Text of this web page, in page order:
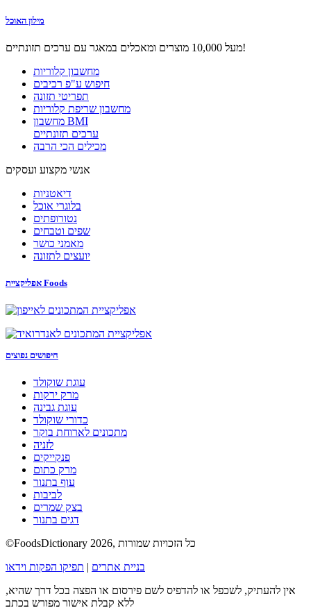
מילון האוכל
מעל 10,000 מוצרים ומאכלים במאגר עם ערכים תזונתיים!
מחשבון קלוריות
חיפוש ע"פ רכיבים
תפריטי תזונה
מחשבון שריפת קלוריות
מחשבון BMI
ערכים תזונתיים
מכילים הכי הרבה
אנשי מקצוע ועסקים
דיאטניות
בלוגרי אוכל
נטורופתים
שפים וטבחים
מאמני כושר
יועצים לתזונה
אפליקציית Foods
חיפושים נפוצים
עוגת שוקולד
מרק ירקות
עוגת גבינה
כדורי שוקולד
מתכונים לארוחת בוקר
לזניה
פנקייקים
מרק כתום
עוף בתנור
לביבות
בצק שמרים
דגים בתנור
©FoodsDictionary 2026, כל הזכויות שמורות
בניית אתרים | תפיקו הפקות וידאו
אין להעתיק, לשכפל או להדפיס לשם פירסום או הפצה בכל דרך שהיא,
ללא קבלת אישור מפורש בכתב